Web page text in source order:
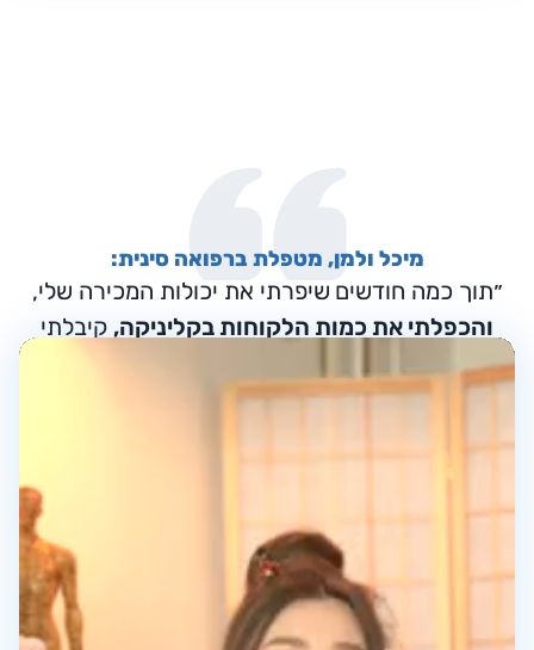
מיכל ולמן, מטפלת ברפואה סינית:
״תוך כמה חודשים שיפרתי את יכולות המכירה שלי,
והכפלתי את כמות הלקוחות בקליניקה, קיבלתי